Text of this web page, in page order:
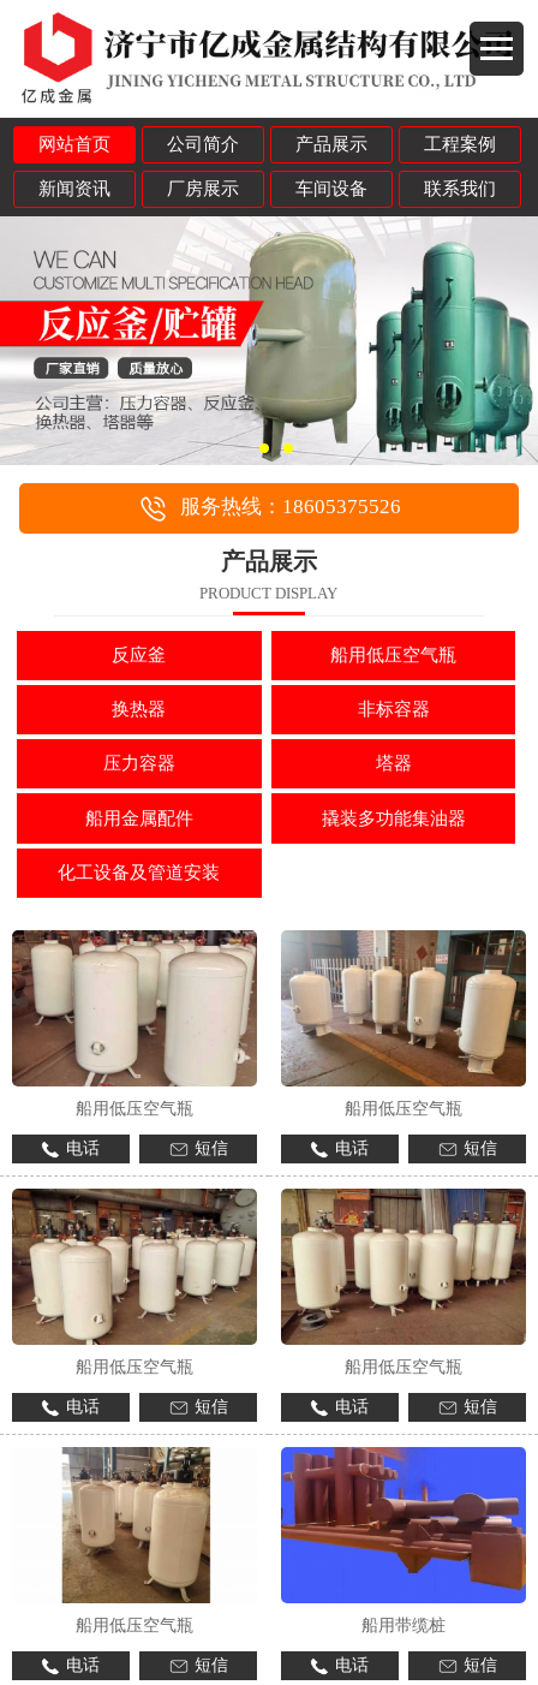
网站首页 公司简介 产品展示 工程案例
新闻资讯 厂房展示 车间设备 联系我们
2
服务热线：18605375526
产品展示
PRODUCT DISPLAY
反应釜 船用低压空气瓶
换热器 非标容器
压力容器 塔器
船用金属配件 撬装多功能集油器
化工设备及管道安装
船用低压空气瓶
电话 短信
船用低压空气瓶
电话 短信
船用低压空气瓶
电话 短信
船用低压空气瓶
电话 短信
船用低压空气瓶
电话 短信
船用带缆桩
电话 短信